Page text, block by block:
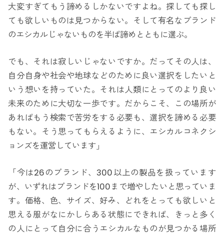
大変すぎてもう諦めるしかないですよね。探しても探し
ても欲しいものは見つからない。そして有名なブランド
のエシカルじゃないものを半ば諦めとともに選ぶ。
でも、それは寂しいじゃないですか。だってその人は、
自分自身や社会や地球などのために良い選択をしたいと
いう想いを持っていた。それは人類にとってのより良い
未来のために大切な一歩です。だからこそ、この場所が
あればもう検索で苦労をする必要も、選択を諦める必要
もない。そう思ってもらえるように、エシカルコネクシ
ョンズを運営しています」
「今は26のブランド、300以上の製品を扱っています
が、いずれはブランドを100まで増やしたいと思っていま
す。価格、色、サイズ、好み、どれをとっても欲しいと
思える服がなにかしらある状態にできれば、きっと多く
の人にとって自分に合うエシカルなものが見つかる場所